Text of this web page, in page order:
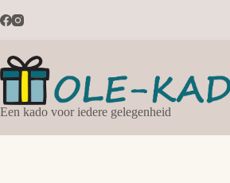
naar
Een kado voor iedere gelegenheid